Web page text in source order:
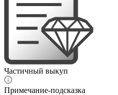
Частичный выкуп
Примечание-подсказка